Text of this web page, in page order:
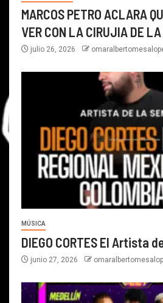
MARCOS PETRO ACLARA
VER CON LA CIRUJIA DE
julio 26, 2026
MÚSICA
DIEGO CORTES El Artista
junio 27, 2026